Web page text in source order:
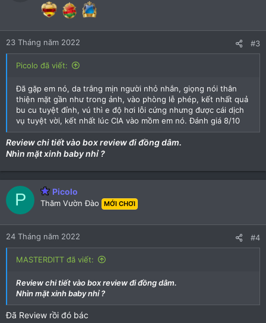
:
23 Tháng năm 2022 #3
Picolo đã viết:
Đã gặp em nó, da trắng mịn người nhỏ nhắn, giọng nói thân
thiện mặt gần như trong ảnh, vào phòng lễ phép, kết nhất quả
bu cu tuyệt đỉnh, vú thì e độ hơi lỗi cứng nhưng được cái dịch
vụ tuyệt vời, kết nhất lúc CIA vào mồm em nó. Đánh giá 8/10
Review chi tiết vào box review đi đồng dâm.
Nhìn mặt xinh baby nhỉ ?
P Picolo
Thăm Vườn Đào MỚI CHƠI
24 Tháng năm 2022 #4
MASTERDITT đã viết:
Review chi tiết vào box review đi đồng dâm.
Nhìn mặt xinh baby nhỉ ?
Đã Review rồi đó bác